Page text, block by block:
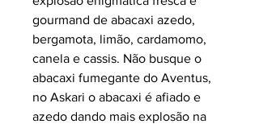
gourmand de abacaxi azedo,
bergamota, limão, cardamomo,
canela e cassis. Não busque o
abacaxi fumegante do Aventus,
no Askari o abacaxi é afiado e
azedo dando mais explosão na